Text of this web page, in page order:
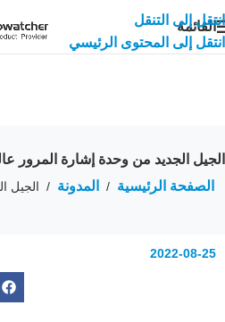
انتقل إلى التنقل
انتقل إلى المحتوى الرئيسي
القائمة
الجيل الجديد من وحدة إشارة المرور
الصفحة الرئيسية / المدونة / الجيل
2022-08-25